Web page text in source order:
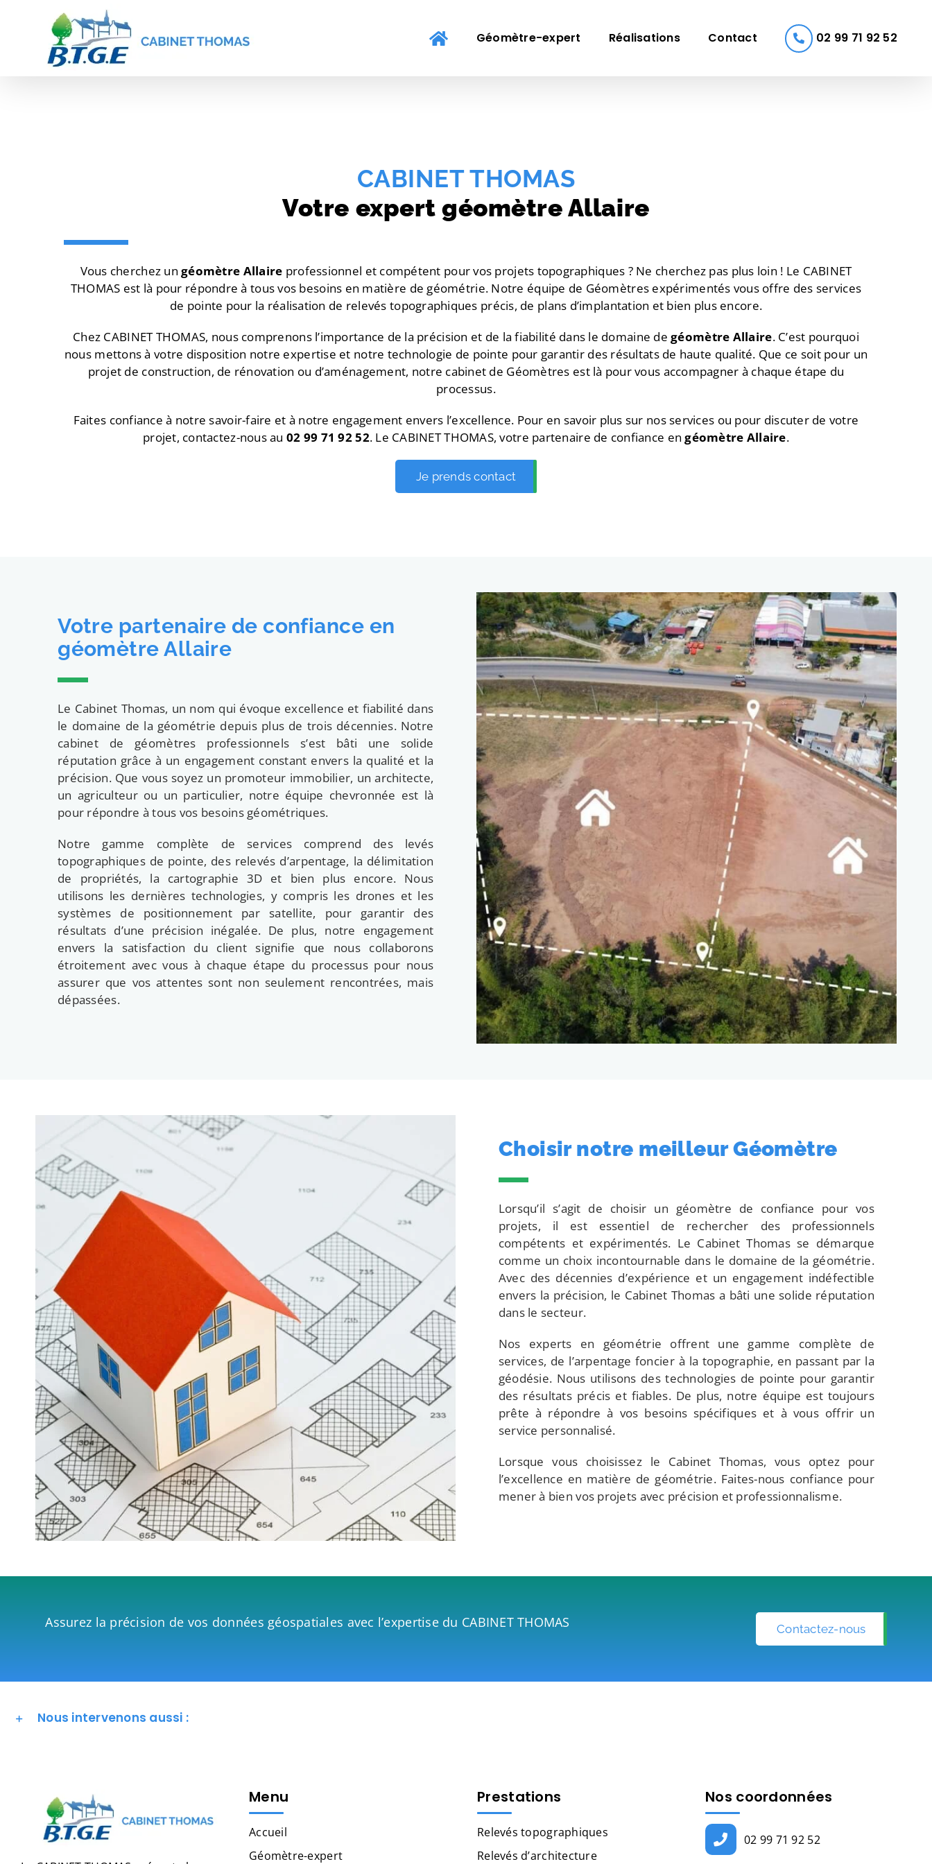
Géomètre-expert Réalisations Contact 02 99 71 92 52
CABINET THOMAS
Votre expert géomètre Allaire
Vous cherchez ungéomètre Allaire professionnel et compétent pour vos projets topographiques ? Ne cherchez pas plus loin ! Le CABINET
THOMAS est là pour répondre à tous vos besoins en matière de géométrie. Notre équipe de Géomètres expérimentés vous offre des services
de pointe pour la réalisation de relevés topographiques précis, de plans d’implantation et bien plus encore.
Chez CABINET THOMAS, nous comprenons l’importance de la précision et de la fiabilité dans le domaine degéomètre Allaire. C’est pourquoi
nous mettons à votre disposition notre expertise et notre technologie de pointe pour garantir des résultats de haute qualité. Que ce soit pour un
projet de construction, de rénovation ou d’aménagement, notre cabinet de Géomètres est là pour vous accompagner à chaque étape du
processus.
Faites confiance à notre savoir-faire et à notre engagement envers l’excellence. Pour en savoir plus sur nos services ou pour discuter de votre
projet, contactez-nous au02 99 71 92 52. Le CABINET THOMAS, votre partenaire de confiance engéomètre Allaire.
Je prends contact
Votre partenaire de confiance en
géomètre Allaire
Le Cabinet Thomas, un nom qui évoque excellence et fiabilité dans
le domaine de la géométrie depuis plus de trois décennies. Notre
cabinet de géomètres professionnels s’est bâti une solide
réputation grâce à un engagement constant envers la qualité et la
précision. Que vous soyez un promoteur immobilier, un architecte,
un agriculteur ou un particulier, notre équipe chevronnée est là
pour répondre à tous vos besoins géométriques.
Notre gamme complète de services comprend des levés
topographiques de pointe, des relevés d’arpentage, la délimitation
de propriétés, la cartographie 3D et bien plus encore. Nous
utilisons les dernières technologies, y compris les drones et les
systèmes de positionnement par satellite, pour garantir des
résultats d’une précision inégalée. De plus, notre engagement
envers la satisfaction du client signifie que nous collaborons
étroitement avec vous à chaque étape du processus pour nous
assurer que vos attentes sont non seulement rencontrées, mais
dépassées.
Choisir notre meilleur Géomètre
Lorsqu’il s’agit de choisir un géomètre de confiance pour vos
projets, il est essentiel de rechercher des professionnels
compétents et expérimentés. Le Cabinet Thomas se démarque
comme un choix incontournable dans le domaine de la géométrie.
Avec des décennies d’expérience et un engagement indéfectible
envers la précision, le Cabinet Thomas a bâti une solide réputation
dans le secteur.
Nos experts en géométrie offrent une gamme complète de
services, de l’arpentage foncier à la topographie, en passant par la
géodésie. Nous utilisons des technologies de pointe pour garantir
des résultats précis et fiables. De plus, notre équipe est toujours
prête à répondre à vos besoins spécifiques et à vous offrir un
service personnalisé.
Lorsque vous choisissez le Cabinet Thomas, vous optez pour
l’excellence en matière de géométrie. Faites-nous confiance pour
mener à bien vos projets avec précision et professionnalisme.
Assurez la précision de vos données géospatiales avec l’expertise du CABINET THOMAS Contactez-nous
Nous intervenons aussi :
Menu
Accueil
Géomètre-expert
Prestations
Relevés topographiques
Relevés d’architecture
Nos coordonnées
02 99 71 92 52